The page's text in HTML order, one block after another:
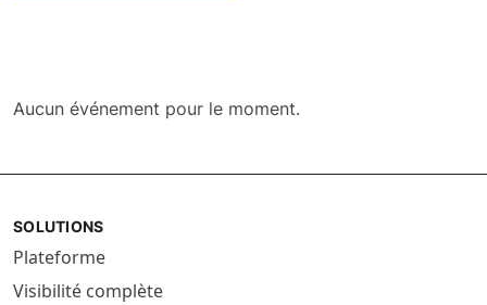
Aucun événement pour le moment.
SOLUTIONS
Plateforme
Visibilité complète